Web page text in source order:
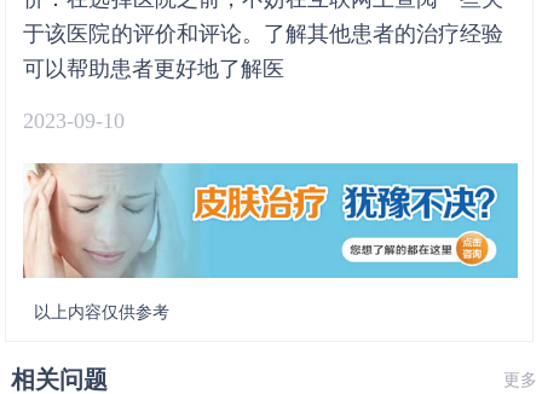
于该医院的评价和评论。了解其他患者的治疗经验
可以帮助患者更好地了解医
2023-09-10
以上内容仅供参考
相关问题 更多